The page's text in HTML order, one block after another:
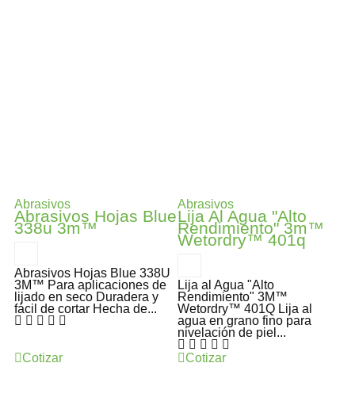
Abrasivos
Abrasivos Hojas Blue
338u 3m™
Abrasivos Hojas Blue 338U
3M™ Para aplicaciones de
lijado en seco Duradera y
fácil de cortar Hecha de...
Cotizar
Abrasivos
Lija Al Agua "Alto
Rendimiento" 3m™
Wetordry™ 401q
Lija al Agua "Alto
Rendimiento" 3M™
Wetordry™ 401Q Lija al
agua en grano fino para
nivelación de piel...
Cotizar